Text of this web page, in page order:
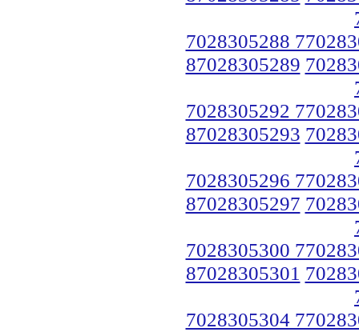
7028305288
87028305289
7028305292
87028305293
7028305296
87028305297
7028305300
87028305301
7028305304